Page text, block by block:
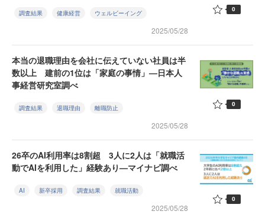
調査結果 健康経営 ウェルビーイング
2025/05/28
0
本当の退職理由を会社に伝えていない社員は半
数以上 建前の1位は「家庭の事情」—日本人
事経営研究室調べ
調査結果 退職理由 離職防止
2025/05/28
0
26卒のAI利用率は8割超 3人に2人は「就職活
動でAIを利用した」経験あり—マイナビ調べ
AI 新卒採用 調査結果 就職活動
2025/05/28
0